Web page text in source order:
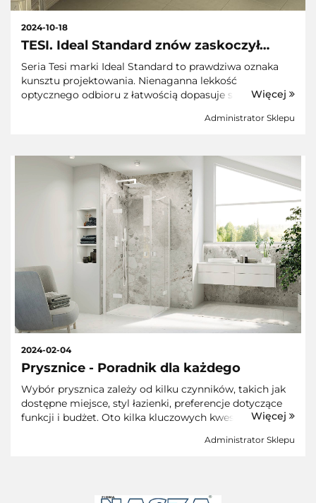
TESI. Ideal Standard znów zaskoczył
piękną kolekcją w świecie wyposażenia
łazienek
2024-10-18
Administrator Sklepu
Seria Tesi marki Ideal Standard to prawdziwa oznaka
kunsztu projektowania. Nienaganna lekkość
optycznego odbioru z łatwością dopasuje się w
końcowym. O czym warto wspomnieć to ogólna b...
Więcej
Prysznice - Poradnik dla każdego
2024-02-04
Administrator Sklepu
Wybór prysznica zależy od kilku czynników, takich jak
dostępne miejsce, styl łazienki, preferencje dotyczące
funkcji i budżet. Oto kilka kluczowych kwestii, które
Więcej